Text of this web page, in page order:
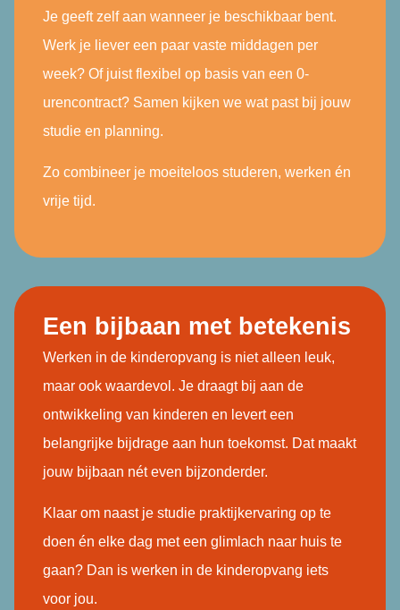
Je geeft zelf aan wanneer je beschikbaar bent.
Werk je liever een paar vaste middagen per
week? Of juist flexibel op basis van een 0-
urencontract? Samen kijken we wat past bij jouw
studie en planning.
Zo combineer je moeiteloos studeren, werken én
vrije tijd.
Een bijbaan met betekenis
Werken in de kinderopvang is niet alleen leuk,
maar ook waardevol. Je draagt bij aan de
ontwikkeling van kinderen en levert een
belangrijke bijdrage aan hun toekomst. Dat maakt
jouw bijbaan nét even bijzonderder.
Klaar om naast je studie praktijkervaring op te
doen én elke dag met een glimlach naar huis te
gaan? Dan is werken in de kinderopvang iets
voor jou.